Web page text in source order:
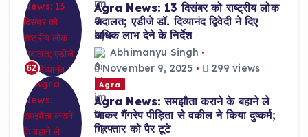
62
Agra News: 13 दिसंबर को राष्ट्रीय लोक
अदालत; एडीजे डॉ. दिव्यानंद द्विवेदी ने दिए
अधिक लाभ देने के निर्देश
Abhimanyu Singh
November 9, 2025
299 views
Agra
Agra News: समझौता कराने के बहाने ले
जाकर गैंगरेप पीड़िता से वकील ने किया दुष्कर्म;
गिरफ्तार को पैर टूटे